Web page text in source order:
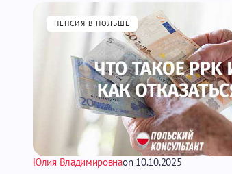
ПЕНСИЯ В ПОЛЬШЕ
Юлия Владимировнаon 10.10.2025